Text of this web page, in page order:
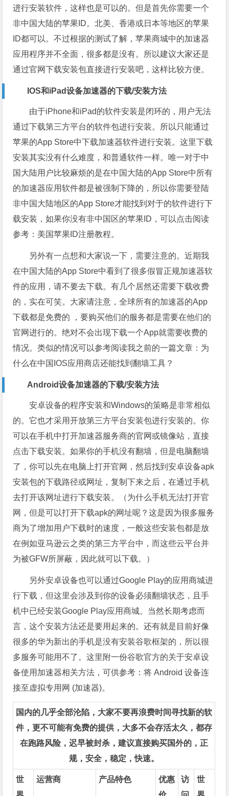
进行安装软件，这样也是可以的。但是首先你需要一个
非中国大陆的苹果ID。北美、香港或日本等地区的苹果
ID都可以。不过根据的测试了解，苹果商城中的加速器
应用程序并不全面，很多都是没有。所以建议大家还是
通过官网下载安装包直接进行安装吧，这样比较方便。
IOS和iPad设备加速器的下载/安装方法
由于iPhone和iPad的软件安装是闭环的，用户无法
通过下载第三方平台的软件包进行安装。所以只能通过
苹果的App Store中下载加速器软件进行安装。这里下载
安装其实没有什么难度，和普通软件一样。唯一对于中
国大陆用户比较麻烦的是在中国大陆的App Store中所有
的加速器应用软件都是被强制下降的，所以你需要登陆
非中国大陆地区的App Store才能找到对于的软件进行下
载安装，如果你没有非中国区的苹果ID，可以点击阅读
参考：美国苹果ID注册教程。
另外有一点想和大家说一下，需要注意的。近期我
在中国大陆的App Store中看到了很多假冒正规加速器软
件的应用，请不要去下载。有几个居然还需要下载收费
的，实在可笑。大家请注意，全球所有的加速器的App
下载都是免费的 ，要购买他们的服务都是需要在他们的
官网进行的。绝对不会出现下载一个App就需要收费的
情况。类似的情况可以参考阅读我之前的一篇文章：为
什么在中国IOS应用商店还能找到翻墙工具？
Android设备加速器的下载/安装方法
安卓设备的程序安装和Windows的策略是非常相似
的。它也才采用开放第三方平台安装包进行安装的。你
可以在手机中打开加速器服务商的官网或镜像站，直接
点击下载安装。如果你的手机没有翻墙，但是电脑翻墙
了，你可以先在电脑上打开官网，然后找到安卓设备apk
安装包的下载路径或网址，复制下来之后，在通过手机
去打开该网址进行下载安装。（为什么手机无法打开官
网，但是可以打开下载apk的网址呢？这是因为很多服务
商为了增加用户下载时的速度，一般这些安装包都是放
在例如亚马逊云之类的第三方平台中，而这些云平台并
为被GFW所屏蔽，因此就可以下载。）
另外安卓设备也可以通过Google Play的应用商城进
行下载，但这里会涉及到你的设备必须翻墙状态，且手
机中已经安装Google Play应用商城。当然长期考虑而
言，这个安装方法还是要用起来的。还有就是目前好像
很多的华为新出的手机是没有安装谷歌框架的，所以很
多服务可能用不了。这里附一份谷歌官方的关于安卓设
备使用加速器相关方法，可供参考：将 Android 设备连
接至虚拟专用网 (加速器)。
国内的几乎全部沦陷，大家不要再浪费时间寻找新的软
件，更不可能有免费的提供，大多不会存活太久，都存
在跑路风险，迟早被封杀，建议直接购买国外的，正
规，安全，稳定，快速。
世
运营商 产品特色
优惠
访
世